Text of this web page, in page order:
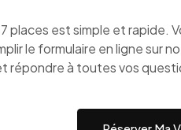
7 places est simple et
le formulaire en ligne sur
répondre à toutes vos